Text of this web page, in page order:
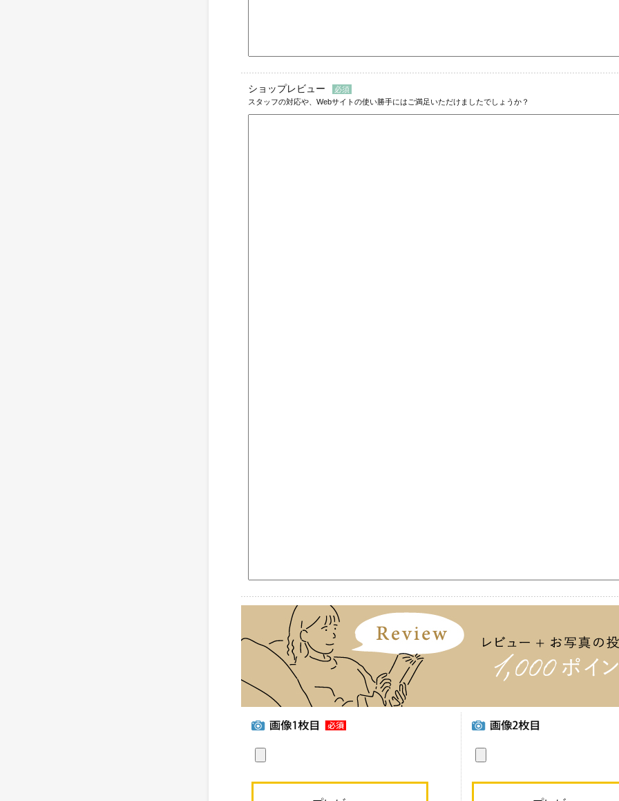
ショップレビュー
スタッフの対応や、Webサイトの使い勝手にはご満足いただけましたでしょうか？